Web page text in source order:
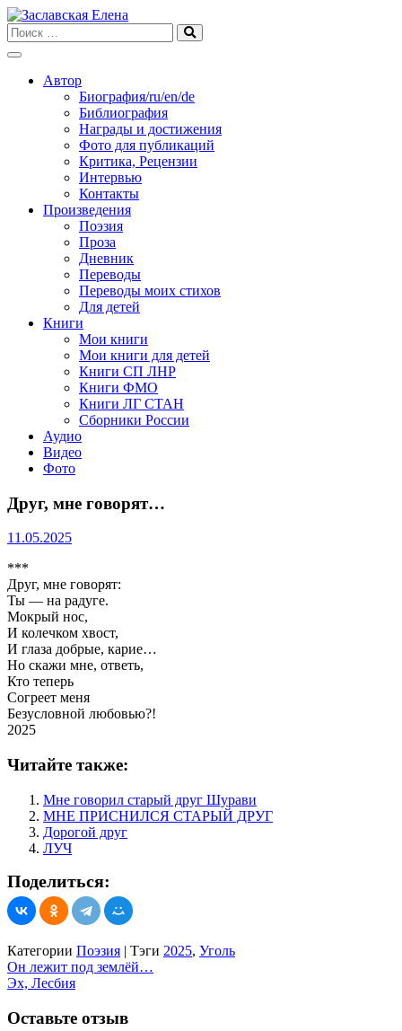
Skip
to
content
Автор
Биография/ru/en/de
Библиография
Награды и достижения
Фото для публикаций
Критика, Рецензии
Интервью
Контакты
Произведения
Поэзия
Проза
Дневник
Переводы
Переводы моих стихов
Для детей
Книги
Мои книги
Мои книги для детей
Книги СП ЛНР
Книги ФМО
Книги ЛГ СТАН
Сборники России
Аудио
Видео
Фото
Друг, мне говорят…
11.05.2025
***
Друг, мне говорят:
Ты — на радуге.
Мокрый нос,
И колечком хвост,
И глаза добрые, карие…
Но скажи мне, ответь,
Кто теперь
Согреет меня
Безусловной любовью?!
2025
Читайте также:
Мне говорил старый друг Шурави
МНЕ ПРИСНИЛСЯ СТАРЫЙ ДРУГ
Дорогой друг
ЛУЧ
Поделиться:
Категории Поэзия | Тэги 2025, Уголь
Навигация
по
записям
Он лежит под землёй…
Эх, Лесбия
Оставьте отзыв